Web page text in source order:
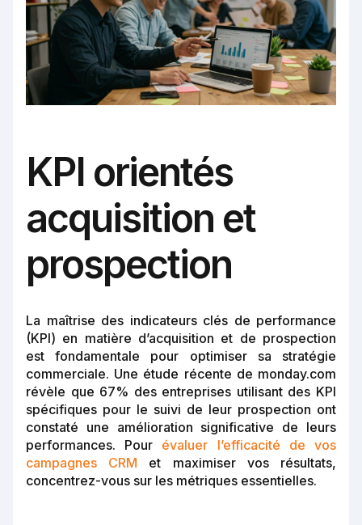
KPI orientés
acquisition et
prospection
La maîtrise des indicateurs clés de performance
(KPI) en matière d’acquisition et de prospection
est fondamentale pour optimiser sa stratégie
commerciale. Une étude récente de monday.com
révèle que 67% des entreprises utilisant des KPI
spécifiques pour le suivi de leur prospection ont
constaté une amélioration significative de leurs
performances. Pour évaluer l’efficacité de vos
campagnes CRM et maximiser vos résultats,
concentrez-vous sur les métriques essentielles.